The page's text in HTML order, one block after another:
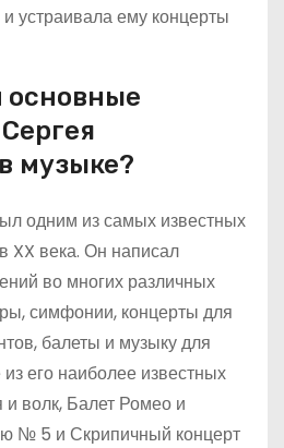
устраивала ему концерты
основные
музыке?
одним из самых известных
XX века. Он написал
во многих различных
симфонии, концерты для
балеты и музыку для
его наиболее известных
волк, Балет Ромео и
№ 5 и Скрипичный концерт